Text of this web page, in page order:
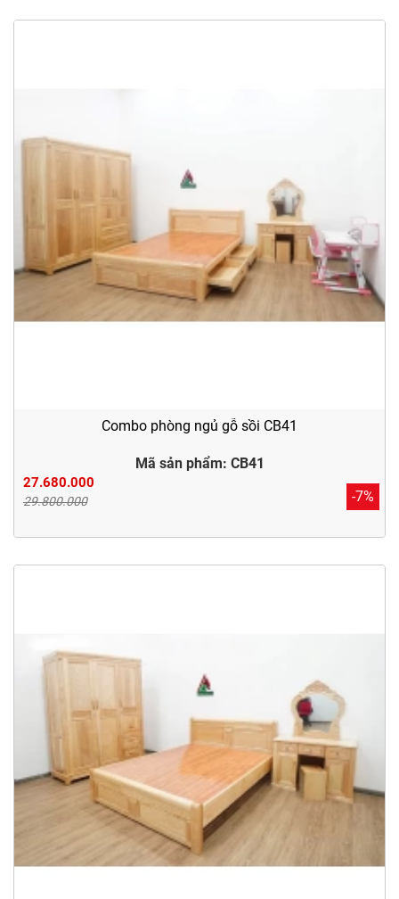
Combo phòng ngủ gỗ sồi CB41
Mã sản phẩm: CB41
27.680.000
29.800.000 -7%